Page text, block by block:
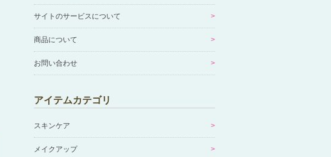
サイトのサービスについて
商品について
お問い合わせ
アイテムカテゴリ
スキンケア
メイクアップ